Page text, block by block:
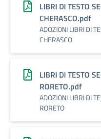
LIBRI DI TESTO
CHERASCO.pdf
ADOZIONI LIBRI DI
CHERASCO
LIBRI DI TESTO
RORETO.pdf
ADOZIONI LIBRI DI
RORETO